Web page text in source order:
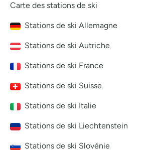
Carte des stations de ski
Stations de ski Allemagne
Stations de ski Autriche
Stations de ski France
Stations de ski Suisse
Stations de ski Italie
Stations de ski Liechtenstein
Stations de ski Slovénie